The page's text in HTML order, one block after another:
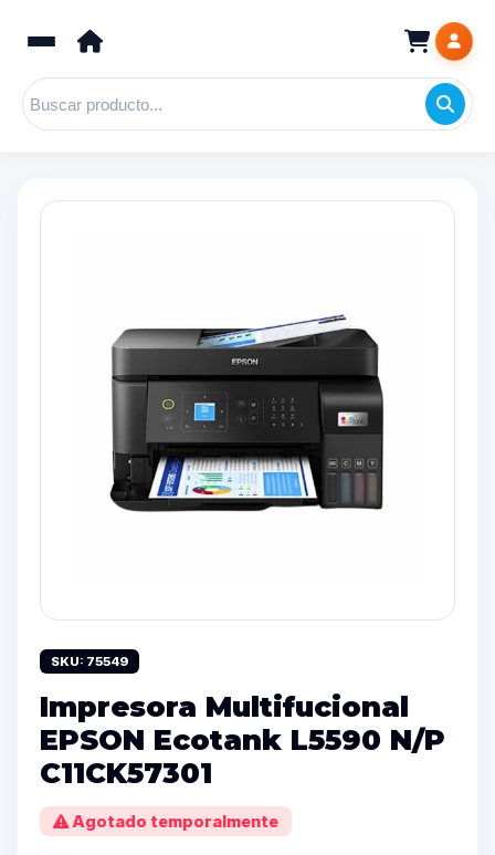
SKU: 75549
Impresora Multifucional
EPSON Ecotank L5590 N/P
C11CK57301
Agotado temporalmente